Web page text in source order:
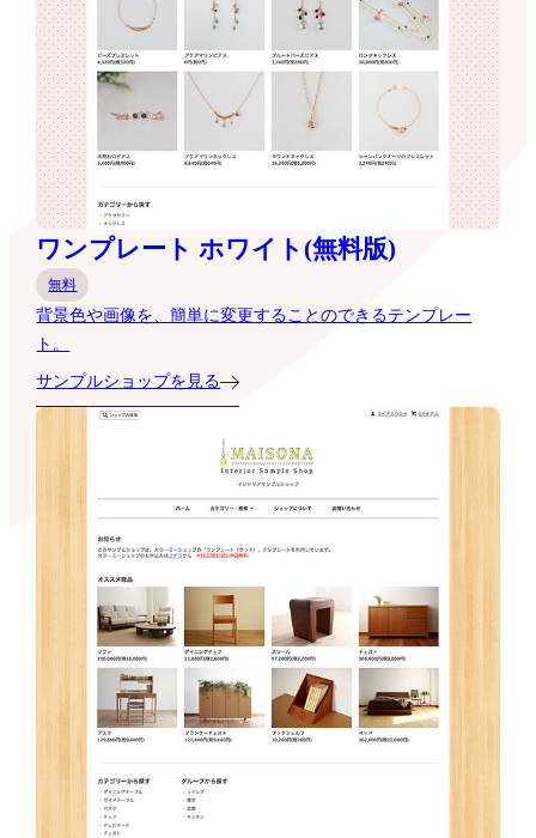
ワンプレート ホワイト(無料版)
無料
背景色や画像を、簡単に変更することのできるテンプレー
ト。
サンプルショップを見る